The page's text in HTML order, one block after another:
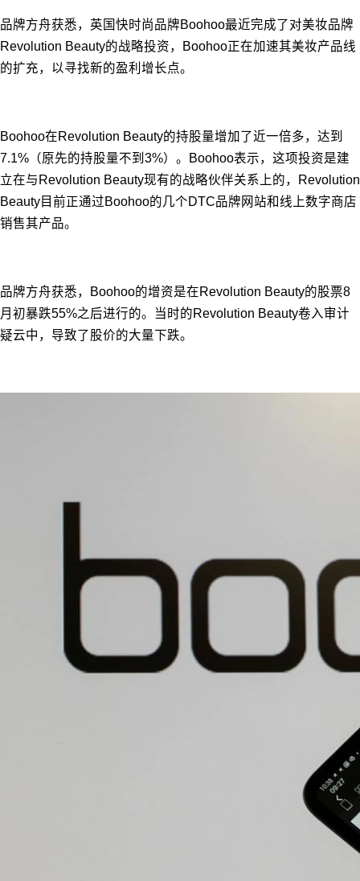
品牌方舟获悉，英国快时尚品牌Boohoo最近完成了对美妆品牌
Revolution Beauty的战略投资，Boohoo正在加速其美妆产品线
的扩充，以寻找新的盈利增长点。
Boohoo在Revolution Beauty的持股量增加了近一倍多，达到
7.1%（原先的持股量不到3%）。
Boohoo表示，这项投资是建
立在与Revolution Beauty现有的战略伙伴关系上的，Revolution
Beauty目前正通过Boohoo的几个DTC品牌网站和线上数字商店
销售其产品。
品牌方舟获悉，Boohoo的增资是在Revolution Beauty的股票8
月初暴跌55%之后进行的。当时的Revolution Beauty卷入审计
疑云中，导致了股价的大量下跌。